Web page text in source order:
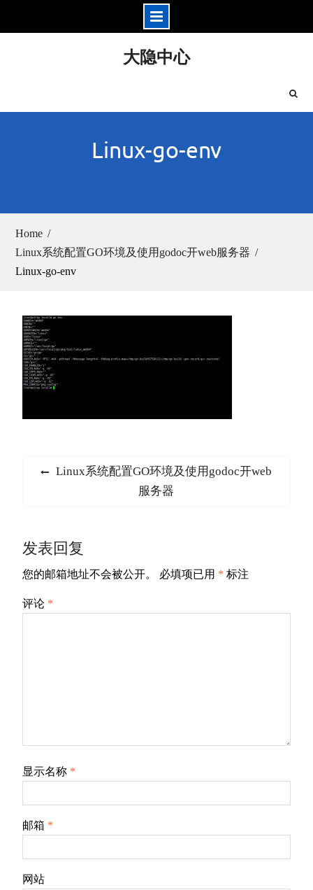
大隐中心
Linux-go-env
Home
Linux系统配置GO环境及使用godoc开web服务器
Linux-go-env
Previous
Linux系统配置GO环境及使用godoc开web
服务器
发表回复
您的邮箱地址不会被公开。 必填项已用 * 标注
评论 *
显示名称 *
邮箱 *
网站